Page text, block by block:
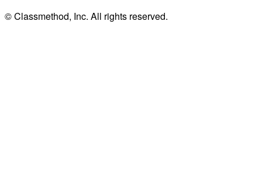
© Classmethod, Inc. All rights reserved.